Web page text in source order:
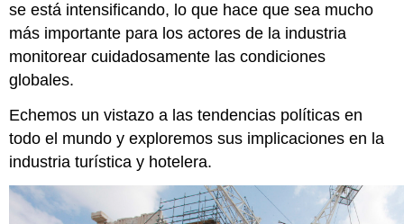
se está intensificando, lo que hace que sea mucho
más importante para los actores de la industria
monitorear cuidadosamente las condiciones
globales.
Echemos un vistazo a las tendencias políticas en
todo el mundo y exploremos sus implicaciones en la
industria turística y hotelera.